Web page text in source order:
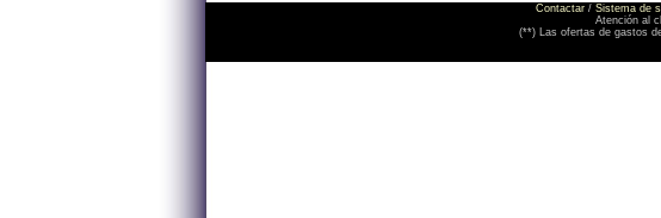
Contactar / Sistema de
Atención al
(**) Las ofertas de gastos